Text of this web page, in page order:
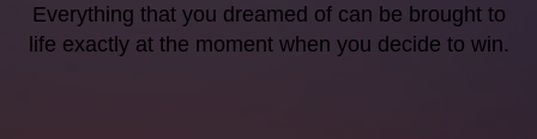
Everything that you dreamed of can be brought to
life exactly at the moment when you decide to win.